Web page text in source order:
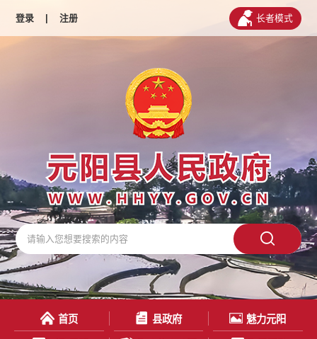
登录 | 注册 长者模式
首页 县政府 魅力元阳